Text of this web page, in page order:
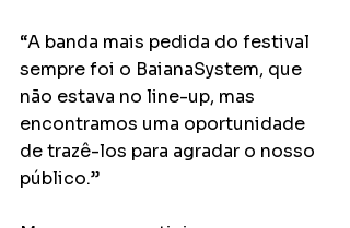
“A banda mais pedida do festival
sempre foi o BaianaSystem, que
não estava no line-up, mas
encontramos uma oportunidade
de trazê-los para agradar o nosso
público.”